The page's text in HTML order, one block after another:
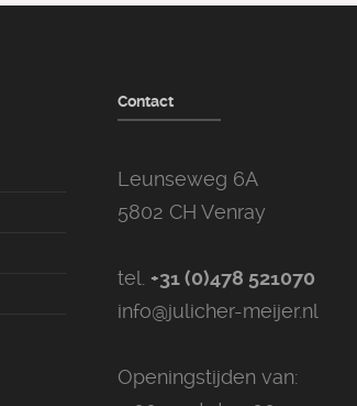
Contact
Leunseweg 6A
5802 CH Venray
tel. +31 (0)478 521070
info@julicher-meijer.nl
Openingstijden van: